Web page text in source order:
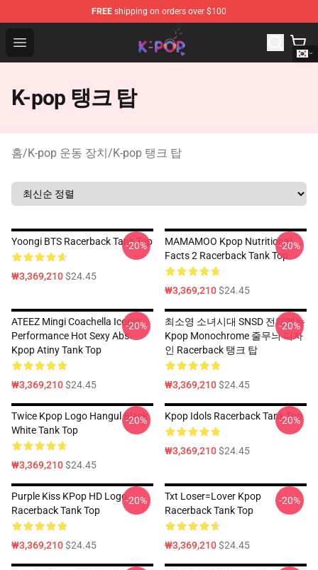
FREE shipping on orders over $100
Open menu
K-pop Store - Official K-pop Merchandise Shop
K-pop 탱크 탑
홈/K-pop 운동 장치/K-pop 탱크 탑
Yoongi BTS Racerback Tank Top
₩3,369,210$24.45
-20%
MAMAMOO Kpop Nutritional
Facts 2 Racerback Tank Top
₩3,369,210$24.45
-20%
ATEEZ Mingi Coachella Iconic
Performance Hot Sexy Abs
Kpop Atiny Tank Top
₩3,369,210$24.45
-20%
최소영 소녀시대 SNSD 전체메뉴
Kpop Monochrome 줄무늬 디자
인 Racerback 탱크 탑
₩3,369,210$24.45
-20%
Twice Kpop Logo Hangul Black
White Tank Top
₩3,369,210$24.45
-20% Kpop Idols Racerback Tank Top
₩3,369,210$24.45
-20%
Purple Kiss KPop HD Logo
Racerback Tank Top
₩3,369,210$24.45
-20%
Txt Loser=lover Kpop
Racerback Tank Top
₩3,369,210$24.45
-20%